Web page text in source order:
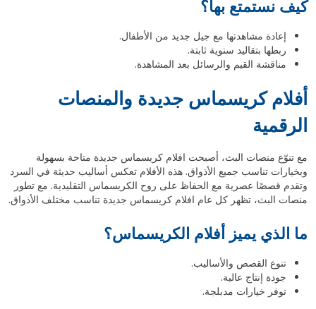
كيف نستمتع بها؟
إعادة مشاهدتها مع جيل جديد من الأطفال.
ربطها بتقاليد سنوية ثابتة.
مناقشة القيم والرسائل بعد المشاهدة.
أفلام كريسماس جديدة والمنصات
الرقمية
مع تنوّع منصات البث، أصبحت افلام كريسماس جديدة متاحة بسهولة
وبخيارات تناسب جميع الأذواق. هذه الأفلام تعكس أساليب حديثة في السرد
وتقدم قصصًا عصرية مع الحفاظ على روح الكريسماس التقليدية. مع تطور
منصات البث، تظهر كل عام افلام كريسماس جديدة تناسب مختلف الأذواق.
ما الذي يميز أفلام الكريسماس؟
تنوع القصص والأساليب.
جودة إنتاج عالية.
توفر خيارات مدبلجة.